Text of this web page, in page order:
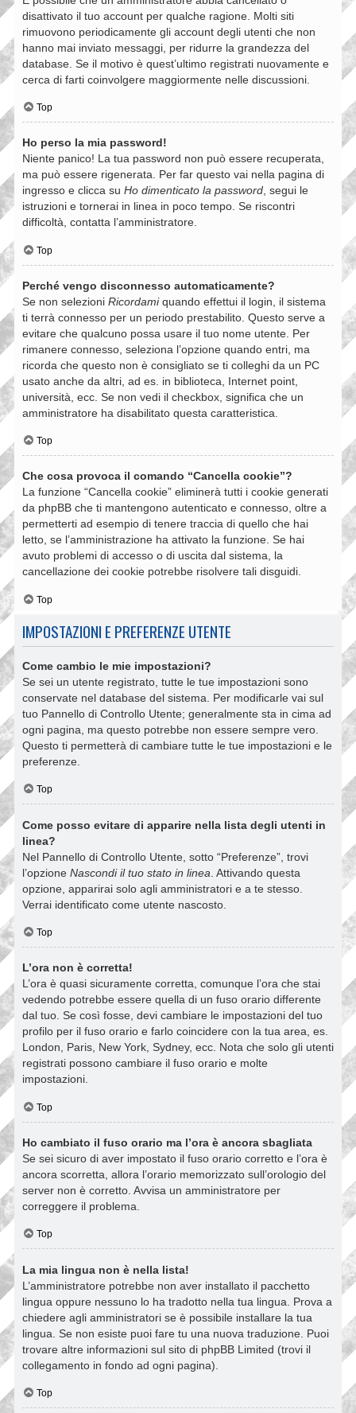
disattivato il tuo account per qualche ragione. Molti siti
rimuovono periodicamente gli account degli utenti che non
hanno mai inviato messaggi, per ridurre la grandezza del
database. Se il motivo è quest’ultimo registrati nuovamente e
cerca di farti coinvolgere maggiormente nelle discussioni.
Top
Ho perso la mia password!
Niente panico! La tua password non può essere recuperata,
ma può essere rigenerata. Per far questo vai nella pagina di
ingresso e clicca su Ho dimenticato la password, segui le
istruzioni e tornerai in linea in poco tempo. Se riscontri
difficoltà, contatta l’amministratore.
Top
Perché vengo disconnesso automaticamente?
Se non selezioni Ricordamiquando effettui il login, il sistema
ti terrà connesso per un periodo prestabilito. Questo serve a
evitare che qualcuno possa usare il tuo nome utente. Per
rimanere connesso, seleziona l’opzione quando entri, ma
ricorda che questo non è consigliato se ti colleghi da un PC
usato anche da altri, ad es. in biblioteca, Internet point,
università, ecc. Se non vedi il checkbox, significa che un
amministratore ha disabilitato questa caratteristica.
Top
Che cosa provoca il comando “Cancella cookie”?
La funzione “Cancella cookie” eliminerà tutti i cookie generati
da phpBB che ti mantengono autenticato e connesso, oltre a
permetterti ad esempio di tenere traccia di quello che hai
letto, se l’amministrazione ha attivato la funzione. Se hai
avuto problemi di accesso o di uscita dal sistema, la
cancellazione dei cookie potrebbe risolvere tali disguidi.
Top
IMPOSTAZIONI E PREFERENZE UTENTE
Come cambio le mie impostazioni?
Se sei un utente registrato, tutte le tue impostazioni sono
conservate nel database del sistema. Per modificarle vai sul
tuo Pannello di Controllo Utente; generalmente sta in cima ad
ogni pagina, ma questo potrebbe non essere sempre vero.
Questo ti permetterà di cambiare tutte le tue impostazioni e le
preferenze.
Top
Come posso evitare di apparire nella lista degli utenti in
linea?
Nel Pannello di Controllo Utente, sotto “Preferenze”, trovi
l’opzione Nascondi il tuo stato in linea . Attivando questa
opzione, apparirai solo agli amministratori e a te stesso.
Verrai identificato come utente nascosto.
Top
L’ora non è corretta!
L’ora è quasi sicuramente corretta, comunque l’ora che stai
vedendo potrebbe essere quella di un fuso orario differente
dal tuo. Se così fosse, devi cambiare le impostazioni del tuo
profilo per il fuso orario e farlo coincidere con la tua area, es.
London, Paris, New York, Sydney, ecc. Nota che solo gli utenti
registrati possono cambiare il fuso orario e molte
impostazioni.
Top
Ho cambiato il fuso orario ma l’ora è ancora sbagliata
Se sei sicuro di aver impostato il fuso orario corretto e l’ora è
ancora scorretta, allora l’orario memorizzato sull’orologio del
server non è corretto. Avvisa un amministratore per
correggere il problema.
Top
La mia lingua non è nella lista!
L’amministratore potrebbe non aver installato il pacchetto
lingua oppure nessuno lo ha tradotto nella tua lingua. Prova a
chiedere agli amministratori se è possibile installare la tua
lingua. Se non esiste puoi fare tu una nuova traduzione. Puoi
trovare altre informazioni sul sito di phpBB Limited (trovi il
collegamento in fondo ad ogni pagina).
Top